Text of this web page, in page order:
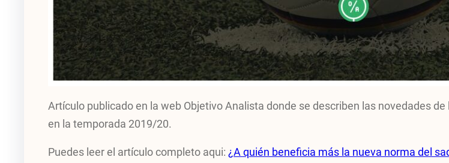
Artículo publicado en la web Objetivo Analista donde se describen las novedades
en la temporada 2019/20.
Puedes leer el artículo completo aqui: ¿A quién beneficia más la nueva norma del